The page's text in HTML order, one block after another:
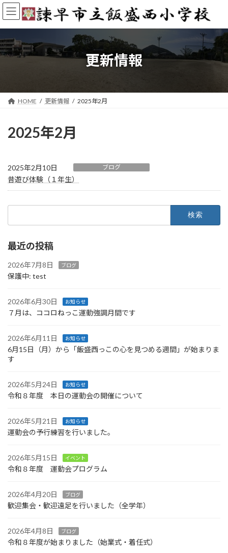
コ
ン
ツ
へ
ナ
ビ
シ
ョ
更新情報
HOME 更新情報 2025年2月
2025年2月
2025年2月10日 ブログ
昔遊び体験（１年生）
最近の投稿
2026年7月8日 ブログ
保護中: test
2026年6月30日 お知らせ
７月は、ココロねっこ運動強調月間です
2026年6月11日 お知らせ
6月15日（月）から「飯盛西っこの心を見つめる週間」が始まりま
す
2026年5月24日 お知らせ
令和８年度 本日の運動会の開催について
2026年5月21日 お知らせ
運動会の予行練習を行いました。
2026年5月15日 イベント
令和８年度 運動会プログラム
2026年4月20日 ブログ
歓迎集会・歓迎遠足を行いました（全学年）
2026年4月8日 ブログ
令和８年度が始まりました（始業式・着任式）